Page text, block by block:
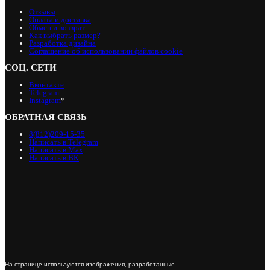
Отзывы
Оплата и доставка
Обмен и возврат
Как выбрать размер?
Разработка дизайна
Соглашение об использовании файлов cookie
СОЦ. СЕТИ
Вконтакте
Telegram
Instagram*
ОБРАТНАЯ СВЯЗЬ
8(812)209-15-35
Написать в Telegram
Написать в Max
Написать в ВК
На странице используются изображения, разработанные